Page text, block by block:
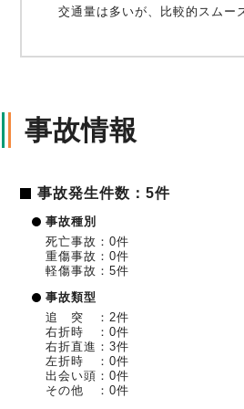
交通量は多いが、比較的スムー
事故情報
事故発生件数：5件
事故種別
死亡事故：0件
重傷事故：0件
軽傷事故：5件
事故類型
追 突 ：2件
右折時 ：0件
右折直進：3件
左折時 ：0件
出会い頭：0件
その他 ：0件